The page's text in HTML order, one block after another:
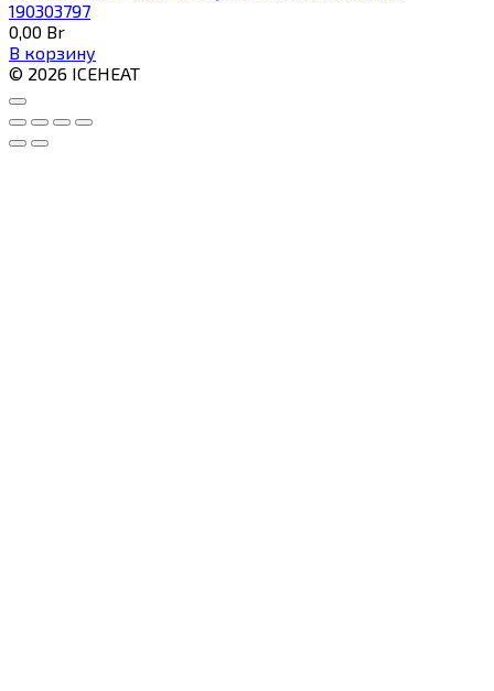
190303797
0,00 Br
В корзину
© 2026 ICEHEAT